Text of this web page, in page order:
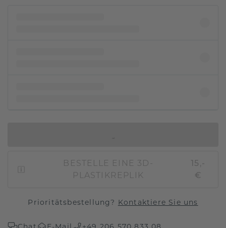
BESTELLE EINE 3D-
PLASTIKREPLIK
15,-
€
Prioritätsbestellung? Kontaktiere Sie uns